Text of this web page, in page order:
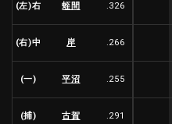
(左)右 蛭間 .326
(右)中 岸 .266
(一) 平沼 .255
(捕) 古賀 .291